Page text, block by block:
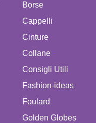
Borse
Cappelli
Cinture
Collane
Consigli Utili
Fashion-ideas
Foulard
Golden Globes